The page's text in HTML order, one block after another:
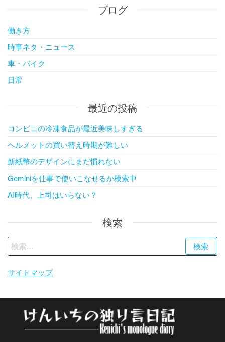
ブログ
働き方
時事ネタ・ニュース
車・バイク
日常
最近の投稿
コンビニの冷凍食品が最近美味しすぎる
ヘルメットの買い替え時期が難しい
新紙幣のデザインにまだ慣れない
Geminiを仕事で使いこなせるか模索中
AI時代、上司はいらない？
検索
検
索:
サイトマップ